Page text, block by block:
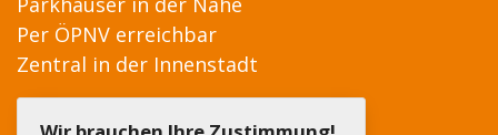
Per ÖPNV erreichbar
Zentral in der Innenstadt